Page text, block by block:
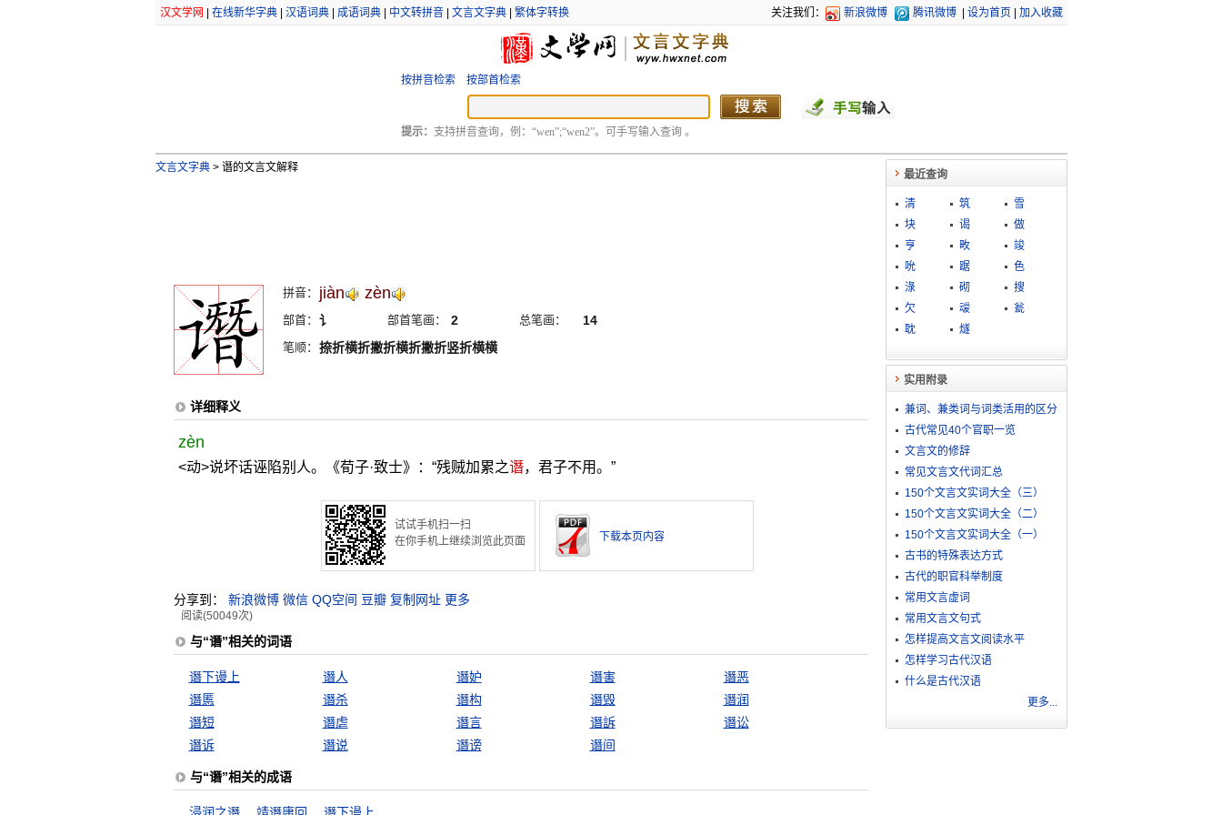
汉文学网 在线新华字典| 汉语词典| 成语词典| 中文转拼音| 文言文字典| 繁体字转换 关注我们： 新浪微博 腾讯微博 设为首页 加入收藏
按拼音检索 按部首检索
提示： 支持拼音查询，例：“wen”;“wen2”。可手写输入查询 。
文言文字典 >谮的文言文解释
拼音： jiàn zèn
部首： 讠 部首笔画： 2 总笔画： 14
笔顺： 捺折横折撇折横折撇折竖折横横
详细释义
zèn
<动>说坏话诬陷别人。《荀子·致士》：“残贼加累之谮，君子不用。”
试试手机扫一扫
在你手机上继续浏览此页面
下载本页内容
分享到： 新浪微博 微信 QQ空间 豆瓣 复制网址 更多
阅读(50049次)
与“谮”相关的词语
谮下谩上 谮人 谮妒 谮害
谮恶
谮慝
谮杀 谮构 谮毁
谮润
谮短
谮虐 谮言 谮訴
谮讼
谮诉
谮说 谮谤 谮间
与“谮”相关的成语
最近查询
清 筑
雪
块
谒
做
亨
畋
竣
吮
踞
色
淥
砌
搜
欠
叆
瓮
耽
燧
实用附录
兼词、兼类词与词类活用的区分
古代常见40个官职一览
文言文的修辞
常见文言文代词汇总
150个文言文实词大全（三）
150个文言文实词大全（二）
150个文言文实词大全（一）
古书的特殊表达方式
古代的职官科举制度
常用文言虚词
常用文言文句式
怎样提高文言文阅读水平
怎样学习古代汉语
什么是古代汉语
更多...